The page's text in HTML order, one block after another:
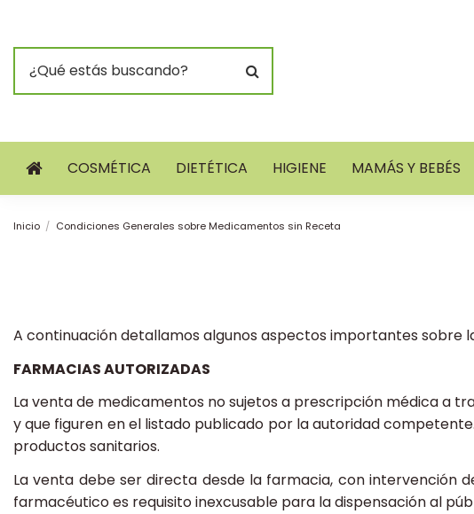
COSMÉTICA DIETÉTICA HIGIENE MAMÁS Y BEBÉS
Inicio Condiciones Generales sobre Medicamentos sin Receta
A continuación detallamos algunos aspectos importantes sobre
FARMACIAS AUTORIZADAS
La venta de medicamentos no sujetos a prescripción médica a
y que figuren en el listado publicado por la autoridad
productos sanitarios.
La venta debe ser directa desde la farmacia, con intervención
farmacéutico es requisito inexcusable para la dispensación al